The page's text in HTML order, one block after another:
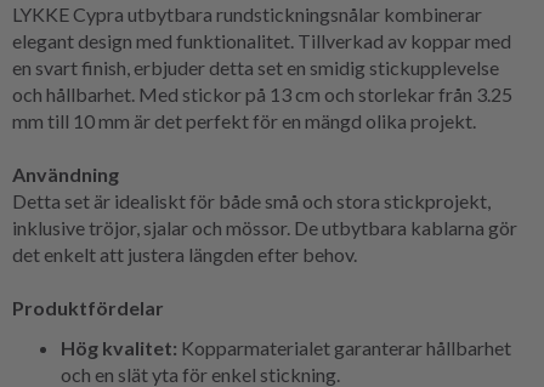
LYKKE Cypra utbytbara rundstickningsnålar kombinerar
elegant design med funktionalitet. Tillverkad av koppar med
en svart finish, erbjuder detta set en smidig stickupplevelse
och hållbarhet. Med stickor på 13 cm och storlekar från 3.25
mm till 10 mm är det perfekt för en mängd olika projekt.
Användning
Detta set är idealiskt för både små och stora stickprojekt,
inklusive tröjor, sjalar och mössor. De utbytbara kablarna gör
det enkelt att justera längden efter behov.
Produktfördelar
Hög kvalitet: Kopparmaterialet garanterar hållbarhet
och en slät yta för enkel stickning.